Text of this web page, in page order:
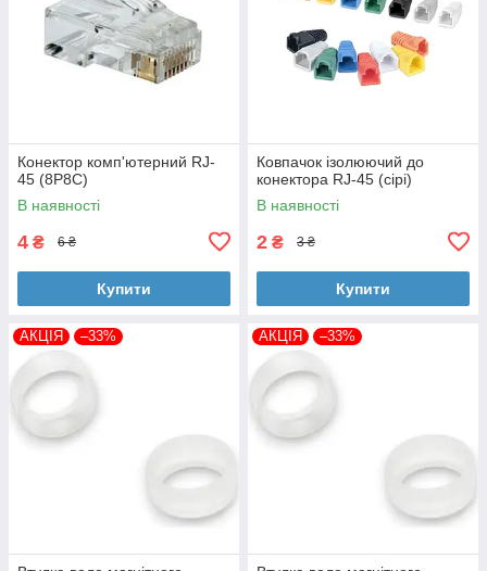
Конектор комп'ютерний RJ-
45 (8P8C)
В наявності
4 ₴ 6 ₴
Купити
Ковпачок ізолюючий до
конектора RJ-45 (сірі)
В наявності
2 ₴ 3 ₴
Купити
АКЦІЯ –33% АКЦІЯ –33%